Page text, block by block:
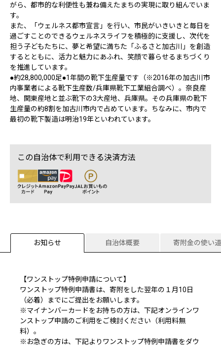
がら、都市的な利便性も兼ね備えたまちの実現に取り組んでいま
す。
また、「ウェルネス都市宣言」を行い、市民がいきいきと毎日を
過ごすことのできるウェルネスライフを積極的に支援し、次代を
担う子どもたちに、夢と希望に満ちた「ふるさと加古川」を創造
するとともに、活力と魅力にあふれ、笑顔で暮らせるまちづくり
を推進しています。
●約28,800,000足●1年間の靴下生産量です（※2016年の加古川市
内事業者による靴下生産数/兵庫県靴下工業組合調べ）。奈良産
地、関東産地と並ぶ靴下の3大産地、兵庫県。その兵庫県の靴下
生産量の約8割を加古川市内で占めています。ちなみに、市内で
最初の靴下製造は明治19年といわれています。
この自治体で利用できる決済方法
お知らせ 自治体概要 寄附金の使い道
【ワンストップ特例申請について】
ワンストップ特例申請書は、寄附をした翌年の１月10日
（必着）までにご提出をお願いします。
※マイナンバーカードをお持ちの方は、下記オンラインワ
ンストップ申請のご利用をご検討ください（利用料無
料）。
※お急ぎの方は、下記よりワンストップ特例申請書をダウ